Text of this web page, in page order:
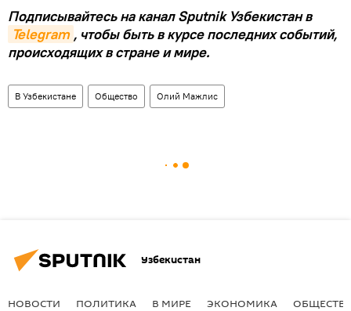
Подписывайтесь на канал Sputnik Узбекистан в
Telegram , чтобы быть в курсе последних событий,
происходящих в стране и мире.
В Узбекистане Общество Олий Мажлис
Узбекистан
НОВОСТИ ПОЛИТИКА В МИРЕ ЭКОНОМИКА